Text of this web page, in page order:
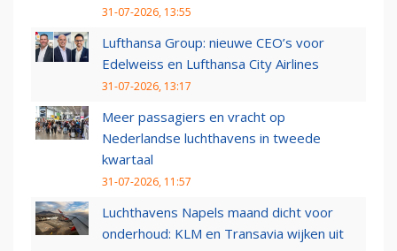
31-07-2026, 13:55
Lufthansa Group: nieuwe CEO’s voor
Edelweiss en Lufthansa City Airlines
31-07-2026, 13:17
Meer passagiers en vracht op
Nederlandse luchthavens in tweede
kwartaal
31-07-2026, 11:57
Luchthavens Napels maand dicht voor
onderhoud: KLM en Transavia wijken uit